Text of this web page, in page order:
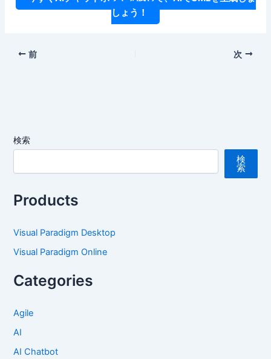
しょう！
前 次
検索
検
索
Products
Visual Paradigm Desktop
Visual Paradigm Online
Categories
Agile
AI
AI Chatbot